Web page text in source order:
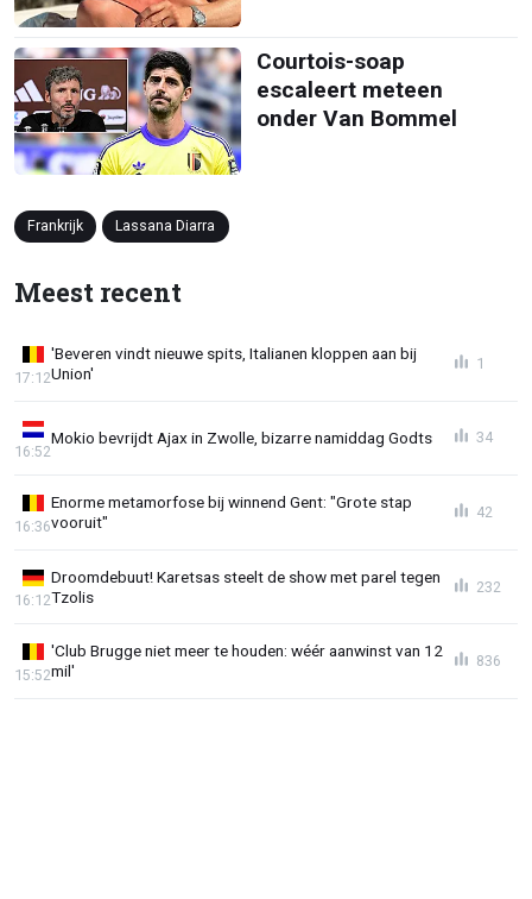
Courtois-soap
escaleert meteen
onder Van Bommel
Frankrijk Lassana Diarra
Meest recent
'Beveren vindt nieuwe spits, Italianen kloppen aan bij
Union'
17:12
1
Mokio bevrijdt Ajax in Zwolle, bizarre namiddag Godts
16:52
34
Enorme metamorfose bij winnend Gent: "Grote stap
vooruit"
16:36
42
Droomdebuut! Karetsas steelt de show met parel tegen
Tzolis
16:12
232
'Club Brugge niet meer te houden: wéér aanwinst van 12
mil'
15:52
836